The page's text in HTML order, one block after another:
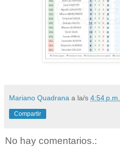
Mariano Quadrana a la/s 4:54 p.m.
Compartir
No hay comentarios.: